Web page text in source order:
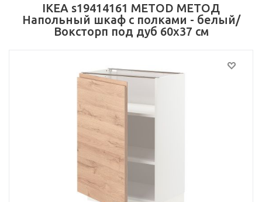
IKEA s19414161 METOD МЕТОД
Напольный шкаф с полками - белый/
Воксторп под дуб 60x37 см